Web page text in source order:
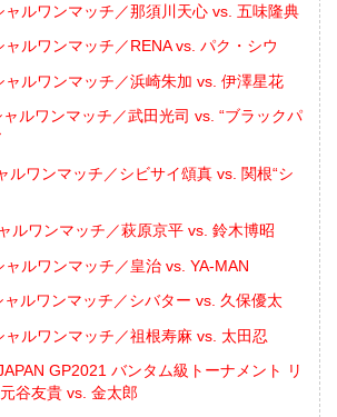
ルワンマッチ／那須川天心 vs. 五味隆典
ルワンマッチ／RENA vs. パク・シウ
ルワンマッチ／浜崎朱加 vs. 伊澤星花
ルワンマッチ／武田光司 vs. “ブラックパ
ルワンマッチ／シビサイ頌真 vs. 関根“シ
ルワンマッチ／萩原京平 vs. 鈴木博昭
ルワンマッチ／皇治 vs. YA-MAN
ルワンマッチ／シバター vs. 久保優太
ルワンマッチ／祖根寿麻 vs. 太田忍
GP2021 バンタム級トーナメント リ
谷友貴 vs. 金太郎